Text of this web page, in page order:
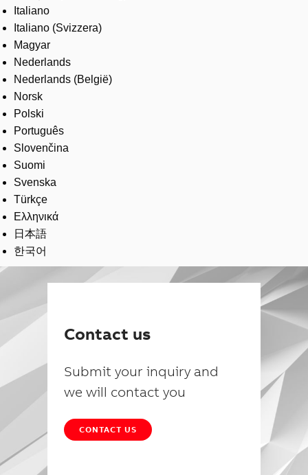
Italiano
Italiano (Svizzera)
Magyar
Nederlands
Nederlands (België)
Norsk
Polski
Português
Slovenčina
Suomi
Svenska
Türkçe
Ελληνικά
日本語
한국어
Contact us
Submit your inquiry and
we will contact you
CONTACT US